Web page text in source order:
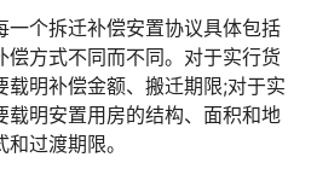
一个拆迁补偿安置协议具体包括
偿方式不同而不同。对于实行货
载明补偿金额、搬迁期限;对于实
载明安置用房的结构、面积和地
过渡期限。